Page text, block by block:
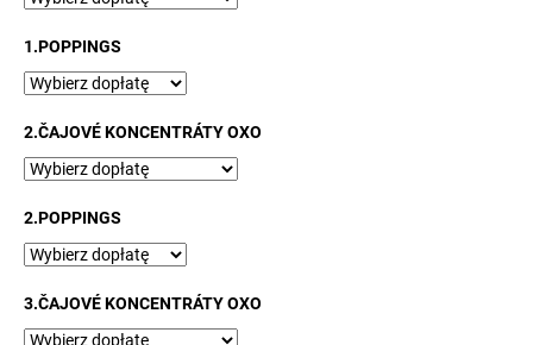
1.POPPINGS
2.ČAJOVÉ KONCENTRÁTY OXO
2.POPPINGS
3.ČAJOVÉ KONCENTRÁTY OXO